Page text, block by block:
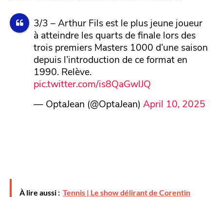
3/3 – Arthur Fils est le plus jeune joueur
à atteindre les quarts de finale lors des
trois premiers Masters 1000 d’une saison
depuis l’introduction de ce format en
1990. Relève.
pic.twitter.com/is8QaGwlJQ
— OptaJean (@OptaJean) April 10, 2025
À lire aussi : Tennis | Le show délirant de Corentin